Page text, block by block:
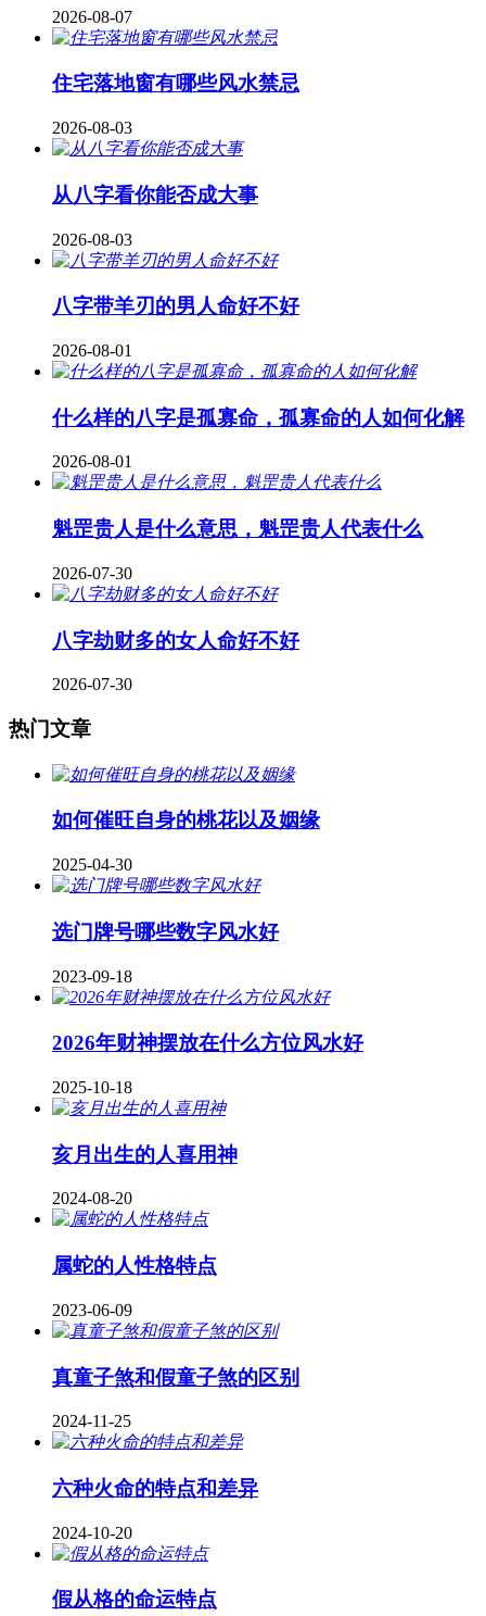
2026-08-07
住宅落地窗有哪些风水禁忌
2026-08-03
从八字看你能否成大事
2026-08-03
八字带羊刃的男人命好不好
2026-08-01
什么样的八字是孤寡命，孤寡命的人如何化解
2026-08-01
魁罡贵人是什么意思，魁罡贵人代表什么
2026-07-30
八字劫财多的女人命好不好
2026-07-30
热门文章
如何催旺自身的桃花以及姻缘
2025-04-30
​选门牌号哪些数字风水好
2023-09-18
2026年财神摆放在什么方位风水好
2025-10-18
亥月出生的人喜用神
2024-08-20
属蛇的人性格特点
2023-06-09
真童子煞和假童子煞的区别
2024-11-25
六种火命的特点和差异
2024-10-20
假从格的命运特点